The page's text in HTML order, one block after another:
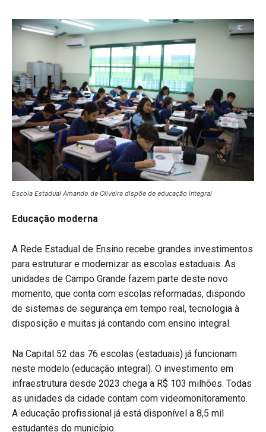
Escola Estadual Amando de Oliveira dispõe de educação integral
Educação moderna
A Rede Estadual de Ensino recebe grandes investimentos
para estruturar e modernizar as escolas estaduais. As
unidades de Campo Grande fazem parte deste novo
momento, que conta com escolas reformadas, dispondo
de sistemas de segurança em tempo real, tecnologia à
disposição e muitas já contando com ensino integral.
Na Capital 52 das 76 escolas (estaduais) já funcionam
neste modelo (educação integral). O investimento em
infraestrutura desde 2023 chega a R$ 103 milhões. Todas
as unidades da cidade contam com videomonitoramento.
A educação profissional já está disponível a 8,5 mil
estudantes do município.